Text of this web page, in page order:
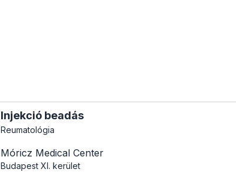
Injekció beadás
Reumatológia
Móricz Medical Center
Budapest XI. kerület